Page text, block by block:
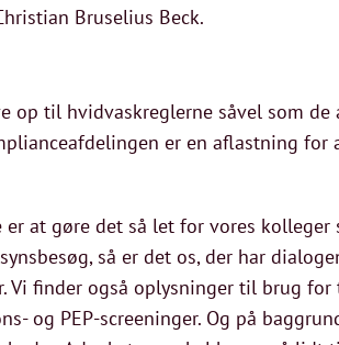
Bruselius Beck.
op til hvidvaskreglerne såvel som
er en aflastning
er at gøre det så let for vores
så er det os, der har
Vi finder også oplysninger til brug
og PEP-screeninger. Og på